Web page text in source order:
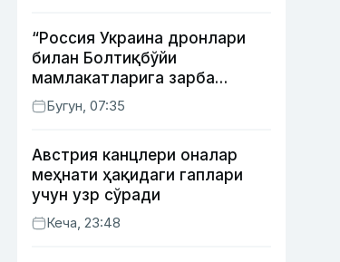
“Россия Украина дронлари
билан Болтиқбўйи
мамлакатларига зарба
бермоқчи” — Литва мудофаа
вазири
Бугун, 07:35
Австрия канцлери оналар
меҳнати ҳақидаги гаплари
учун узр сўради
Кеча, 23:48